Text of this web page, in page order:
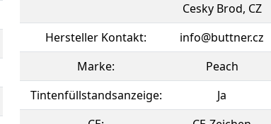
Cesky Brod, CZ
Hersteller Kontakt:
info@buttner.cz
Marke:
Peach
Tintenfüllstandsanzeige:
Ja